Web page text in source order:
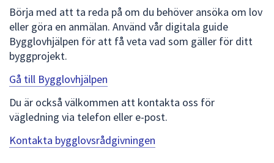
mellan
sökförslagen
och
enter
något
Börja med att ta reda på om du behöver ansöka om lov
eller göra en anmälan. Använd vår digitala guide
Bygglovhjälpen för att få veta vad som gäller för ditt
byggprojekt.
Gå till Bygglovhjälpen
Du är också välkommen att kontakta oss för
vägledning via telefon eller e-post.
Kontakta bygglovsrådgivningen